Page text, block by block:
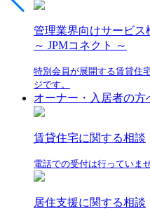
管理業界向けサービス
～ JPMコネクト ～
特別会員が展開する賃貸住
ジです。
オーナー・入居者の方
賃貸住宅に関する相談
電話での受付は行っていま
居住支援に関する相談